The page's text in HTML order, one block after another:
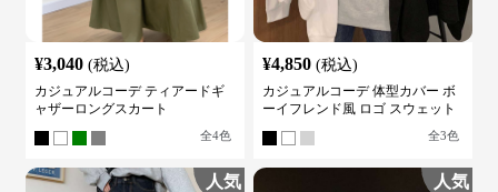
¥3,040 (税込)
カジュアルコーデ ティアードギ
ャザーロングスカート
全4色
¥4,850 (税込)
カジュアルコーデ 体型カバー ボ
ーイフレンド風 ロゴ スウェット
全3色
人気 人気